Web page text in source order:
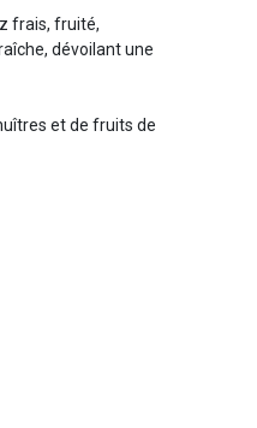
frais, fruité,
dévoilant une
et de fruits de